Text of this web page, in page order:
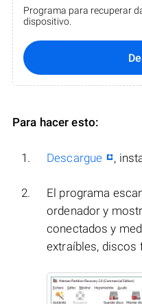
Programa para recuperar
dispositivo.
Para hacer esto:
Descargue ,
El programa
ordenador y
conectados y
extraíbles, discos